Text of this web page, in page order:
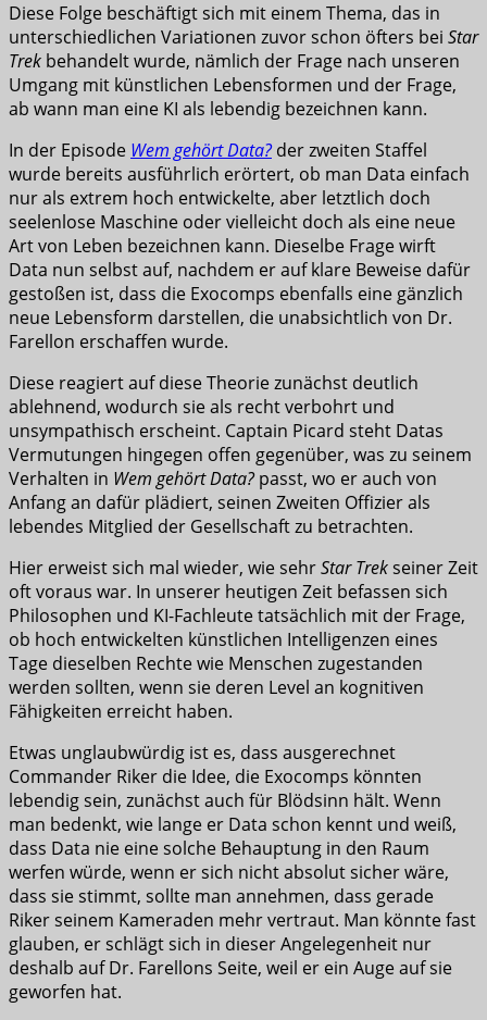
Diese Folge beschäftigt sich mit einem Thema, das in
unterschiedlichen Variationen zuvor schon öfters bei Star
Trek behandelt wurde, nämlich der Frage nach unseren
Umgang mit künstlichen Lebensformen und der Frage,
ab wann man eine KI als lebendig bezeichnen kann.
In der Episode Wem gehört Data?der zweiten Staffel
wurde bereits ausführlich erörtert, ob man Data einfach
nur als extrem hoch entwickelte, aber letztlich doch
seelenlose Maschine oder vielleicht doch als eine neue
Art von Leben bezeichnen kann. Dieselbe Frage wirft
Data nun selbst auf, nachdem er auf klare Beweise dafür
gestoßen ist, dass die Exocomps ebenfalls eine gänzlich
neue Lebensform darstellen, die unabsichtlich von Dr.
Farellon erschaffen wurde.
Diese reagiert auf diese Theorie zunächst deutlich
ablehnend, wodurch sie als recht verbohrt und
unsympathisch erscheint. Captain Picard steht Datas
Vermutungen hingegen offen gegenüber, was zu seinem
Verhalten in Wem gehört Data?passt, wo er auch von
Anfang an dafür plädiert, seinen Zweiten Offizier als
lebendes Mitglied der Gesellschaft zu betrachten.
Hier erweist sich mal wieder, wie sehrStar Trekseiner Zeit
oft voraus war. In unserer heutigen Zeit befassen sich
Philosophen und KI-Fachleute tatsächlich mit der Frage,
ob hoch entwickelten künstlichen Intelligenzen eines
Tage dieselben Rechte wie Menschen zugestanden
werden sollten, wenn sie deren Level an kognitiven
Fähigkeiten erreicht haben.
Etwas unglaubwürdig ist es, dass ausgerechnet
Commander Riker die Idee, die Exocomps könnten
lebendig sein, zunächst auch für Blödsinn hält. Wenn
man bedenkt, wie lange er Data schon kennt und weiß,
dass Data nie eine solche Behauptung in den Raum
werfen würde, wenn er sich nicht absolut sicher wäre,
dass sie stimmt, sollte man annehmen, dass gerade
Riker seinem Kameraden mehr vertraut. Man könnte fast
glauben, er schlägt sich in dieser Angelegenheit nur
deshalb auf Dr. Farellons Seite, weil er ein Auge auf sie
geworfen hat.